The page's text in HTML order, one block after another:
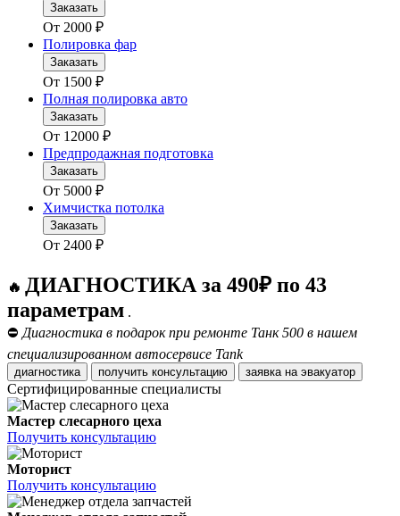
Заказать
От 2000 ₽
Полировка фар
Заказать
От 1500 ₽
Полная полировка авто
Заказать
От 12000 ₽
Предпродажная подготовка
Заказать
От 5000 ₽
Химчистка потолка
Заказать
От 2400 ₽
🔥 ДИАГНОСТИКА за 490₽ по 43
параметрам .
⛔ Диагностика в подарок при ремонте Танк 500 в нашем
специализированном автосервисе Tank
диагностика получить консультацию заявка на эвакуатор
Сертифицированные специалисты
Мастер слесарного цеха
Получить консультацию
Моторист
Получить консультацию